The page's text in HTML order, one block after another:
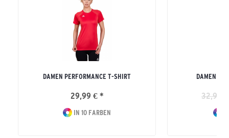
DAMEN PERFORMANCE T-SHIRT
29,99 € *
IN 10 FARBEN
DAMEN
32,99